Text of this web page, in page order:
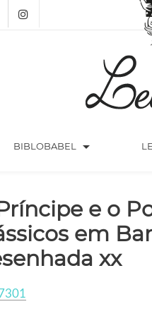
BIBLOBABEL arrow_drop_down
e o
em
xx